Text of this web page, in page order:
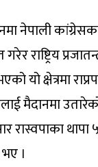
नेपाली
राष्ट्रिय
यो क्षेत्रमा
मैदानमा
रास्वपाका थापा
।